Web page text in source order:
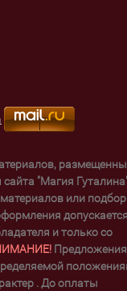
"Магия
или
и только со
. До оплаты